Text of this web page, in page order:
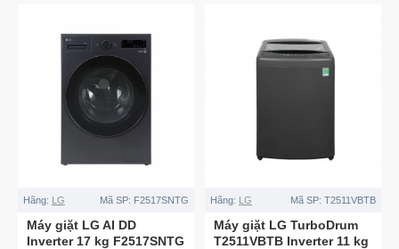
Hãng: LG Mã SP: F2517SNTG
Máy giặt LG AI DD
Inverter 17 kg F2517SNTG
Hãng: LG Mã SP: T2511VBTB
Máy giặt LG TurboDrum
T2511VBTB Inverter 11 kg